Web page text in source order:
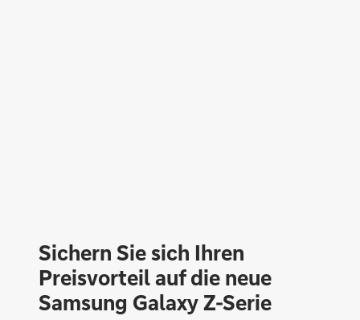
Sichern Sie sich Ihren
Preisvorteil auf die neue
Samsung Galaxy Z-Serie